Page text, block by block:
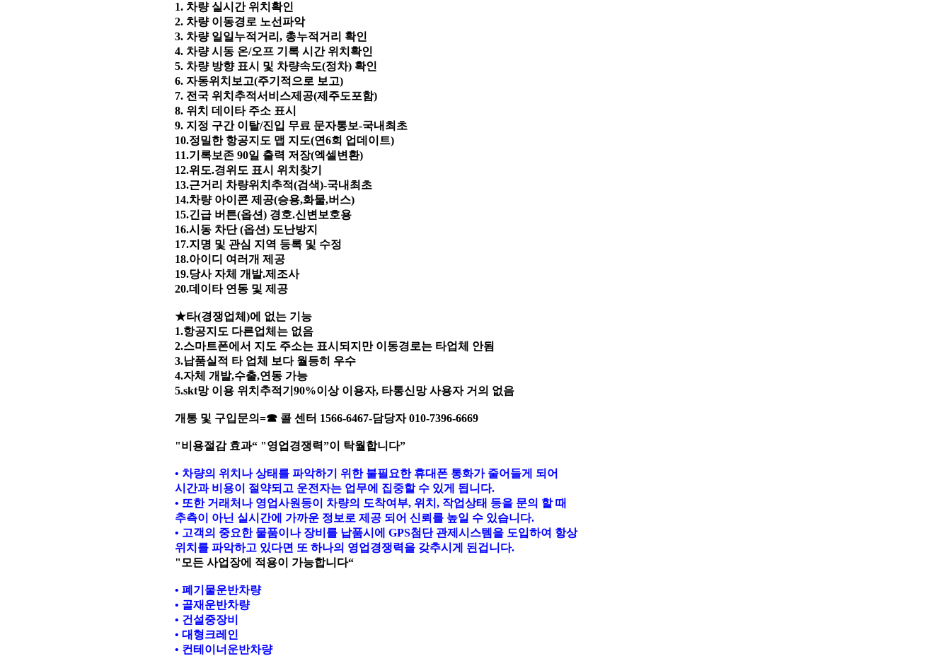
1. 차량 실시간 위치확인
2. 차량 이동경로 노선파악
3. 차량 일일누적거리, 총누적거리 확인
4. 차량 시동 온/오프 기록 시간 위치확인
5. 차량 방향 표시 및 차량속도(정차) 확인
6. 자동위치보고(주기적으로 보고)
7. 전국 위치추적서비스제공(제주도포함)
8. 위치 데이타 주소 표시
9. 지정 구간 이탈/진입 무료 문자통보-국내최초
10.정밀한 항공지도 맵 지도(연6회 업데이트)
11.기록보존 90일 출력 저장(엑셀변환)
12.위도.경위도 표시 위치찾기
13.근거리 차량위치추적(검색)-국내최초
14.차량 아이콘 제공(승용,화물,버스)
15.긴급 버튼(옵션) 경호.신변보호용
16.시동 차단 (옵션) 도난방지
17.지명 및 관심 지역 등록 및 수정
18.아이디 여러개 제공
19.당사 자체 개발.제조사
20.데이타 연동 및 제공
★타(경쟁업체)에 없는 기능
1.항공지도 다른업체는 없음
2.스마트폰에서 지도 주소는 표시되지만 이동경로는 타업체 안됨
3.납품실적 타 업체 보다 월등히 우수
4.자체 개발,수출,연동 가능
5.skt망 이용 위치추적기90%이상 이용자, 타통신망 사용자 거의 없음
개통 및 구입문의=☎ 콜 센터 1566-6467-담당자 010-7396-6669
"비용절감 효과“ "영업경쟁력”이 탁월합니다”
• 차량의 위치나 상태를 파악하기 위한 불필요한 휴대폰 통화가 줄어들게 되어
시간과 비용이 절약되고 운전자는 업무에 집중할 수 있게 됩니다.
• 또한 거래처나 영업사원등이 차량의 도착여부, 위치, 작업상태 등을 문의 할 때
추측이 아닌 실시간에 가까운 정보로 제공 되어 신뢰를 높일 수 있습니다.
• 고객의 중요한 물품이나 장비를 납품시에 GPS첨단 관제시스템을 도입하여 항상
위치를 파악하고 있다면 또 하나의 영업경쟁력을 갖추시게 된겁니다.
"모든 사업장에 적용이 가능합니다“
• 폐기물운반차량
• 골재운반차량
• 건설중장비
• 대형크레인
• 컨테이너운반차량